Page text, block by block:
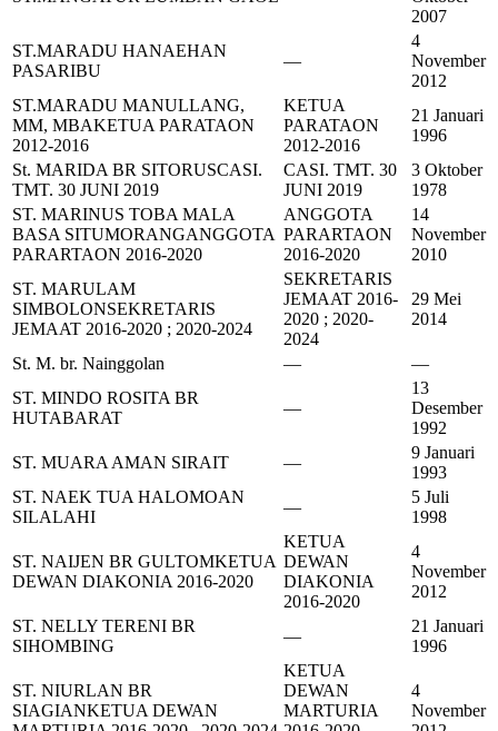
2007
ST.MARADU HANAEHAN
PASARIBU
—
4
November
2012
ST.MARADU MANULLANG,
MM, MBAKETUA PARATAON
2012-2016
KETUA
PARATAON
2012-2016
21 Januari
1996
St. MARIDA BR SITORUSCASI.
TMT. 30 JUNI 2019
CASI. TMT. 30
JUNI 2019
3 Oktober
1978
ST. MARINUS TOBA MALA
BASA SITUMORANGANGGOTA
PARARTAON 2016-2020
ANGGOTA
PARARTAON
2016-2020
14
November
2010
ST. MARULAM
SIMBOLONSEKRETARIS
JEMAAT 2016-2020 ; 2020-2024
SEKRETARIS
JEMAAT 2016-
2020 ; 2020-
2024
29 Mei
2014
St. M. br. Nainggolan —
—
ST. MINDO ROSITA BR
HUTABARAT
—
13
Desember
1992
ST. MUARA AMAN SIRAIT
—
9 Januari
1993
ST. NAEK TUA HALOMOAN
SILALAHI
—
5 Juli
1998
ST. NAIJEN BR GULTOMKETUA
DEWAN DIAKONIA 2016-2020
KETUA
DEWAN
DIAKONIA
2016-2020
4
November
2012
ST. NELLY TERENI BR
SIHOMBING
—
21 Januari
1996
ST. NIURLAN BR
SIAGIANKETUA DEWAN
KETUA
DEWAN
MARTURIA
4
November